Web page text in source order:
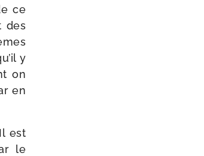
ce
des
y
on
en
est
le